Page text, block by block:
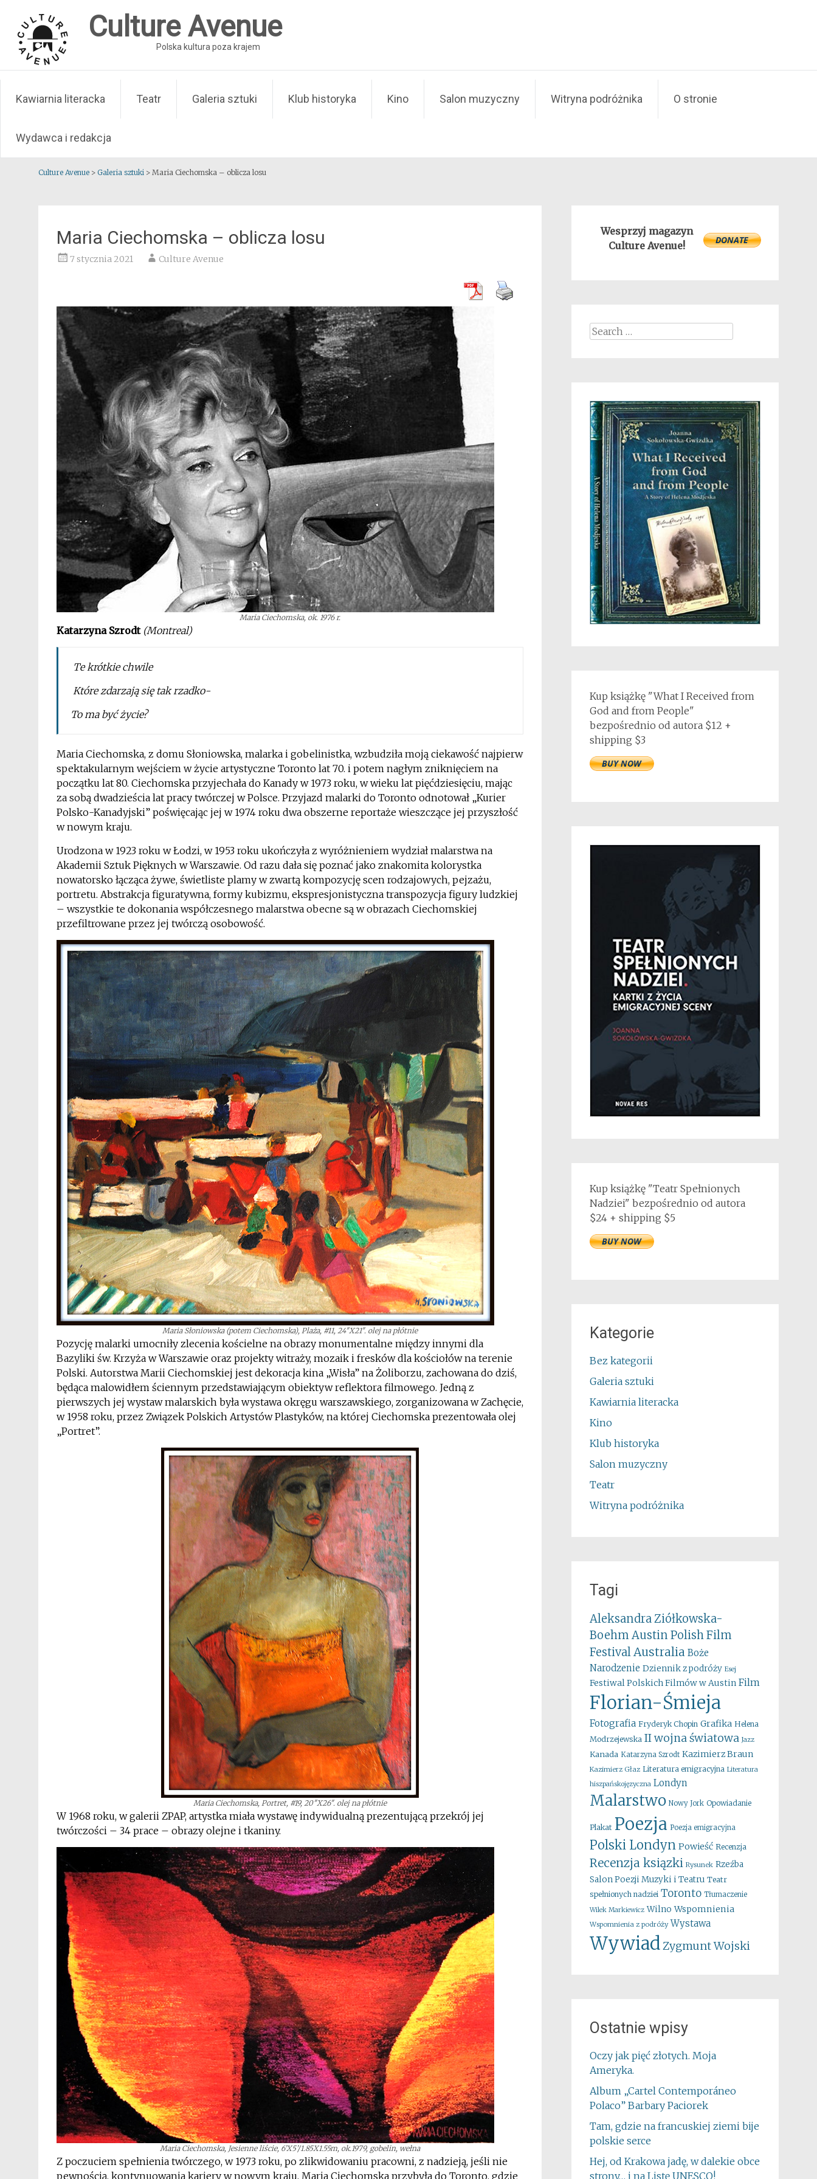
content
Culture Avenue
Polska kultura poza krajem
Kawiarnia literacka Teatr Galeria sztuki Klub historyka Kino Salon muzyczny Witryna podróżnika O stronie
Wydawca i redakcja
Culture Avenue > Galeria sztuki > Maria Ciechomska – oblicza losu
Maria Ciechomska – oblicza losu
7 stycznia 2021 Culture Avenue
Maria Ciechomska, ok. 1976 r.
Katarzyna Szrodt (Montreal)
Te krótkie chwile
Które zdarzają się tak rzadko-
To ma być życie?
Maria Ciechomska, z domu Słoniowska, malarka i gobelinistka, wzbudziła moją ciekawość najpierw
spektakularnym wejściem w życie artystyczne Toronto lat 70. i potem nagłym zniknięciem na
początku lat 80. Ciechomska przyjechała do Kanady w 1973 roku, w wieku lat pięćdziesięciu, mając
za sobą dwadzieścia lat pracy twórczej w Polsce. Przyjazd malarki do Toronto odnotował „Kurier
Polsko-Kanadyjski” poświęcając jej w 1974 roku dwa obszerne reportaże wieszczące jej przyszłość
w nowym kraju.
Urodzona w 1923 roku w Łodzi, w 1953 roku ukończyła z wyróżnieniem wydział malarstwa na
Akademii Sztuk Pięknych w Warszawie. Od razu dała się poznać jako znakomita kolorystka
nowatorsko łącząca żywe, świetliste plamy w zwartą kompozycję scen rodzajowych, pejzażu,
portretu. Abstrakcja figuratywna, formy kubizmu, ekspresjonistyczna transpozycja figury ludzkiej
– wszystkie te dokonania współczesnego malarstwa obecne są w obrazach Ciechomskiej
przefiltrowane przez jej twórczą osobowość.
Maria Słoniowska (potem Ciechomska), Plaża, #11, 24″X21″. olej na płótnie
Pozycję malarki umocniły zlecenia kościelne na obrazy monumentalne między innymi dla
Bazyliki św. Krzyża w Warszawie oraz projekty witraży, mozaik i fresków dla kościołów na terenie
Polski. Autorstwa Marii Ciechomskiej jest dekoracja kina „Wisła” na Żoliborzu, zachowana do dziś,
będąca malowidłem ściennym przedstawiającym obiektyw reflektora filmowego. Jedną z
pierwszych jej wystaw malarskich była wystawa okręgu warszawskiego, zorganizowana w Zachęcie,
w 1958 roku, przez Związek Polskich Artystów Plastyków, na której Ciechomska prezentowała olej
„Portret”.
Maria Ciechomska, Portret, #19, 20″X26″. olej na płótnie
W 1968 roku, w galerii ZPAP, artystka miała wystawę indywidualną prezentującą przekrój jej
twórczości – 34 prace – obrazy olejne i tkaniny.
Maria Ciechomska, Jesienne liście, 6’X5’/1.85X1.55m, ok.1979, gobelin, wełna
Z poczuciem spełnienia twórczego, w 1973 roku, po zlikwidowaniu pracowni, z nadzieją, jeśli nie
pewnością, kontynuowania kariery w nowym kraju, Maria Ciechomska przybyła do Toronto, gdzie
Wesprzyj magazyn
Culture Avenue!
Search
Kup książkę "What I Received from
God and from People"
bezpośrednio od autora $12 +
shipping $3
Kup książkę "Teatr Spełnionych
Nadziei" bezpośrednio od autora
$24 + shipping $5
Kategorie
Bez kategorii
Galeria sztuki
Kawiarnia literacka
Kino
Klub historyka
Salon muzyczny
Teatr
Witryna podróżnika
Tagi
Aleksandra Ziółkowska-
Boehm Austin Polish Film
FestivalAustralia Boże
Narodzenie Dziennik z podróży Esej
Festiwal Polskich Filmów w Austin Film
Florian-Śmieja
Fotografia Fryderyk Chopin Grafika Helena
Modrzejewska II wojna światowa Jazz
Kanada Katarzyna Szrodt Kazimierz Braun
Kazimierz Głaz Literatura emigracyjna Literatura
hiszpańskojęzyczna Londyn
Malarstwo Nowy Jork Opowiadanie
Plakat Poezja Poezja emigracyjna
Polski Londyn Powieść Recenzja
Recenzja ksiązki Rysunek Rzeźba
Salon Poezji Muzyki i Teatru Teatr
spełnionych nadziei Toronto Tłumaczenie
Wilek Markiewicz Wilno Wspomnienia
Wspomnienia z podróży Wystawa
WywiadZygmunt Wojski
Ostatnie wpisy
Oczy jak pięć złotych. Moja
Ameryka.
Album „Cartel Contemporáneo
Polaco” Barbary Paciorek
Tam, gdzie na francuskiej ziemi bije
polskie serce
Hej, od Krakowa jadę, w dalekie obce
strony… i na Listę UNESCO!